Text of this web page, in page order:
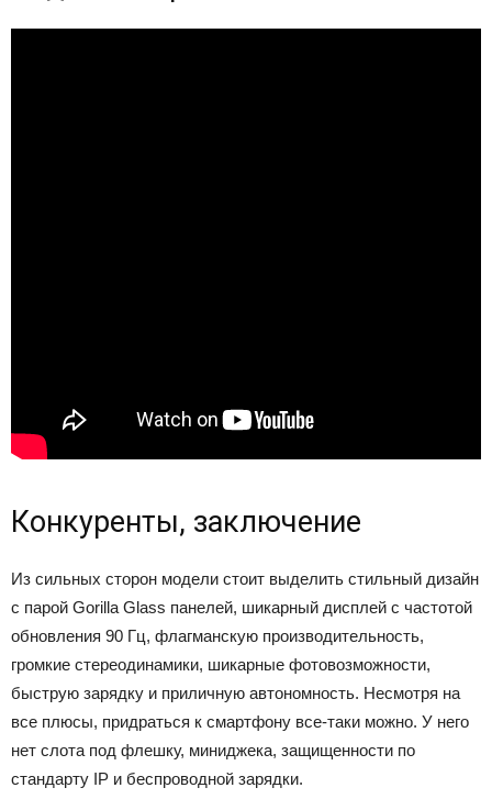
Конкуренты, заключение
Из сильных сторон модели стоит выделить стильный дизайн
с парой Gorilla Glass панелей, шикарный дисплей с частотой
обновления 90 Гц, флагманскую производительность,
громкие стереодинамики, шикарные фотовозможности,
быструю зарядку и приличную автономность. Несмотря на
все плюсы, придраться к смартфону все-таки можно. У него
нет слота под флешку, миниджека, защищенности по
стандарту IP и беспроводной зарядки.